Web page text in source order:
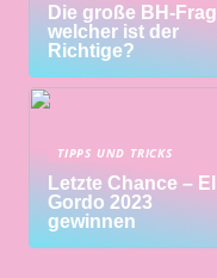
Die große BH-
welcher ist der
Richtige?
TIPPS UND TRICKS
Letzte Chance – El
Gordo 2023
gewinnen